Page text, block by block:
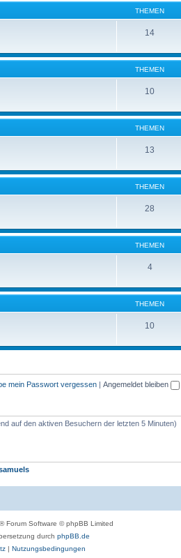
THEMEN
14
THEMEN
10
THEMEN
13
THEMEN
28
THEMEN
4
THEMEN
10
mein Passwort vergessen | Angemeldet bleiben
auf den aktiven Besuchern der letzten 5 Minuten)
® Forum Software © phpBB Limited
durch phpBB.de
| Nutzungsbedingungen